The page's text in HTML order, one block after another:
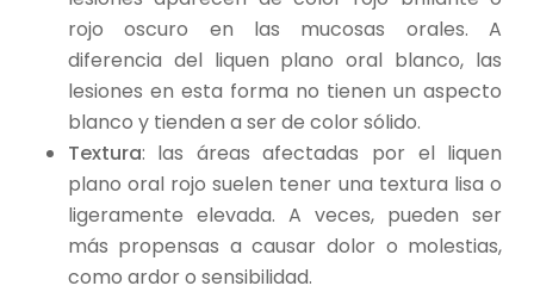
rojo oscuro en las mucosas orales. A
diferencia del liquen plano oral blanco, las
lesiones en esta forma no tienen un aspecto
blanco y tienden a ser de color sólido.
Textura: las áreas afectadas por el liquen
plano oral rojo suelen tener una textura lisa o
ligeramente elevada. A veces, pueden ser
más propensas a causar dolor o molestias,
como ardor o sensibilidad.